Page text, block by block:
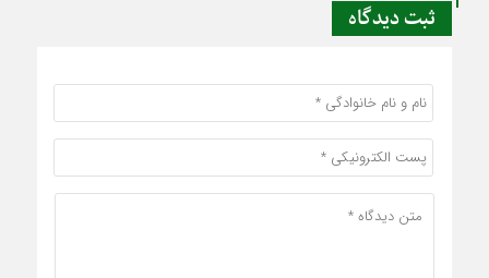
ثبت دیدگاه